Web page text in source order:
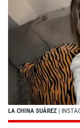
LA CHINA SUÁREZ |